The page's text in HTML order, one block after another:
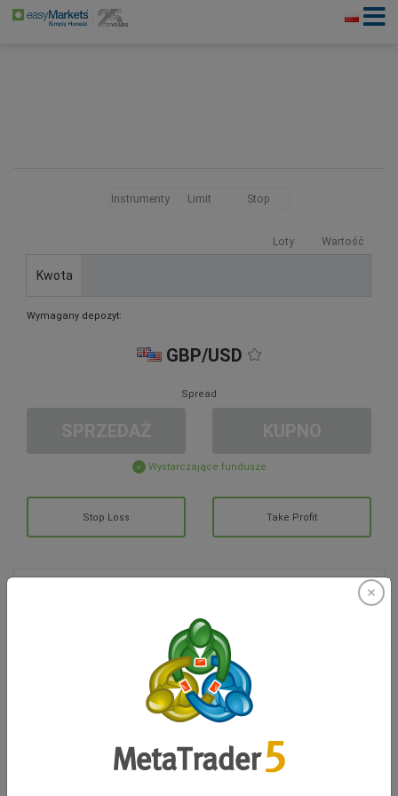
Instrumenty Limit Stop
Loty Wartość
Kwota
Wymagany depozyt:
GBP/USD
Spread
Wystarczające fundusze
Stop Loss Take Profit
ZARZĄDZANIE KONTEM